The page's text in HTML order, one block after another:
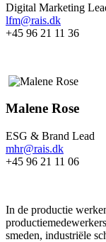
Digital Marketing
lfm@rais.dk
+45 96 21 11 36
Malene Rose
ESG & Brand Lead
mhr@rais.dk
+45 96 21 11 06
In de productie
smeden, industriële